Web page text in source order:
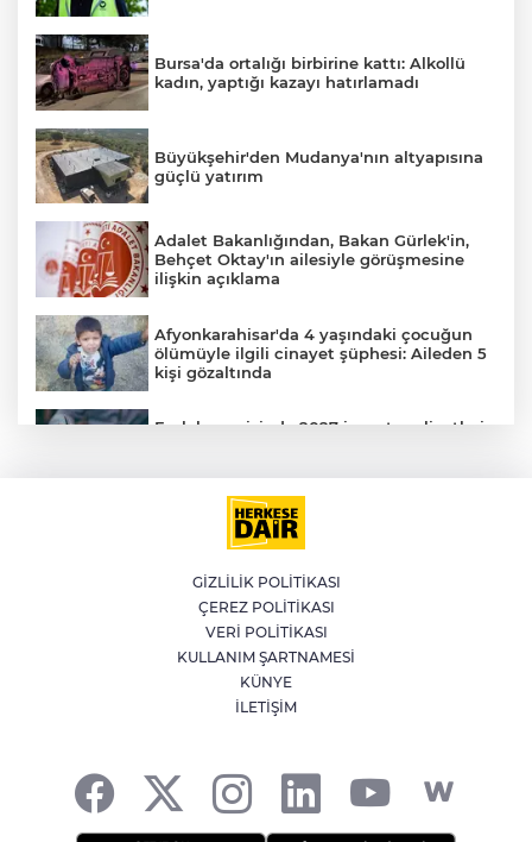
Bursa'da ortalığı birbirine kattı: Alkollü
kadın, yaptığı kazayı hatırlamadı
Büyükşehir'den Mudanya'nın altyapısına
güçlü yatırım
Adalet Bakanlığından, Bakan Gürlek'in,
Behçet Oktay'ın ailesiyle görüşmesine
ilişkin açıklama
Afyonkarahisar'da 4 yaşındaki çocuğun
ölümüyle ilgili cinayet şüphesi: Aileden 5
kişi gözaltında
Emlak vergisinde 2027 inşaat maliyetleri
YILDIRIM’DA ÇOCUKLAR SPORLA
BÜYÜYOR
Bursa'da İznik Gölü'ne düşen bir kişi
hayatını kaybetti
İstanbul'da suç örgütüne operasyon: 12
GİZLİLİK POLİTİKASI
ÇEREZ POLİTİKASI
VERİ POLİTİKASI
KULLANIM ŞARTNAMESİ
KÜNYE
İLETİŞİM